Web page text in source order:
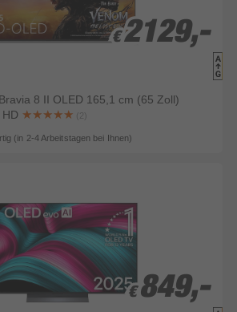
€ 2129,-
€ 2129,-
8 II OLED 165,1 cm (65 Zoll)
(2)
(in 2-4 Arbeitstagen bei Ihnen)
€ 849,-
€ 849,-